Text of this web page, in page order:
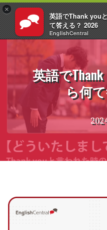
×
英語でThank you
て答える？ 2026
EnglishCentral
コ
英語で
ら何